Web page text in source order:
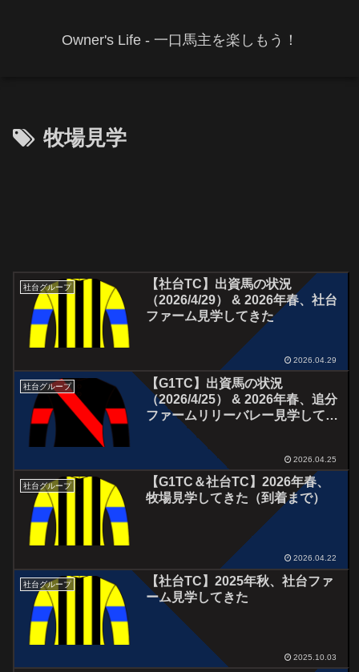
Owner's Life - 一口馬主を楽しもう！
牧場見学
社台グループ
【社台TC】出資馬の状況
（2026/4/29） & 2026年春、社台
ファーム見学してきた
2026.04.29
社台グループ
【G1TC】出資馬の状況
（2026/4/25） & 2026年春、追分
ファームリリーバレー見学してき
2026.04.25
社台グループ
【G1TC＆社台TC】2026年春、
牧場見学してきた（到着まで）
2026.04.22
社台グループ
【社台TC】2025年秋、社台ファ
ーム見学してきた
2025.10.03